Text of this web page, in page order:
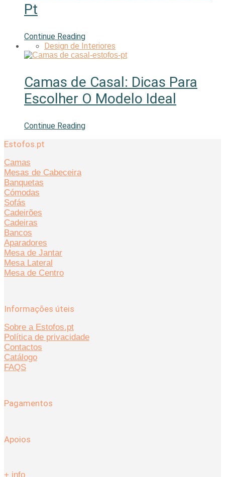
Pt
Continue Reading
Design de Interiores
Camas de Casal: Dicas Para
Escolher O Modelo Ideal
Continue Reading
Estofos.pt
Camas
Mesas de Cabeceira
Banquetas
Cómodas
Sofás
Cadeirões
Cadeiras
Bancos
Aparadores
Mesa de Jantar
Mesa Lateral
Mesa de Centro
Informações úteis
Sobre a Estofos.pt
Política de privacidade
Contactos
Catálogo
FAQS
Pagamentos
Apoios
+ info